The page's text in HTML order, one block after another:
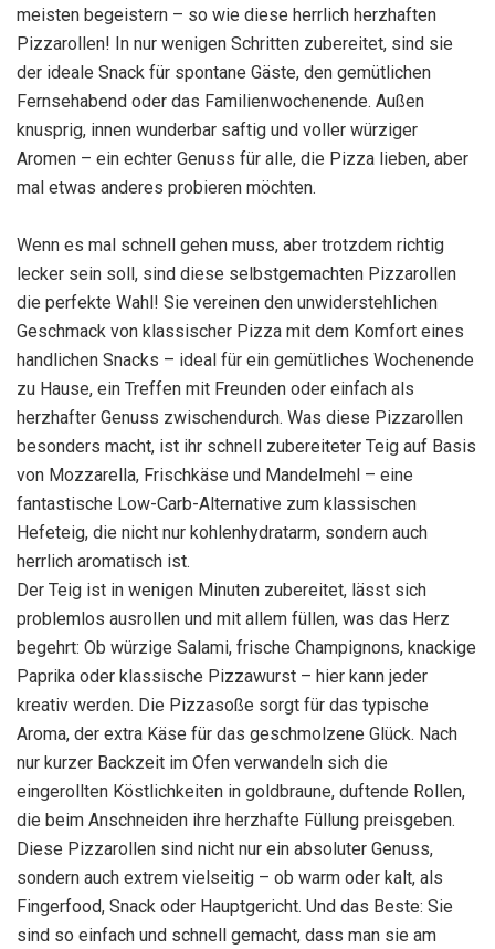
meisten begeistern – so wie diese herrlich herzhaften
Pizzarollen! In nur wenigen Schritten zubereitet, sind sie
der ideale Snack für spontane Gäste, den gemütlichen
Fernsehabend oder das Familienwochenende. Außen
knusprig, innen wunderbar saftig und voller würziger
Aromen – ein echter Genuss für alle, die Pizza lieben, aber
mal etwas anderes probieren möchten.
Wenn es mal schnell gehen muss, aber trotzdem richtig
lecker sein soll, sind diese selbstgemachten Pizzarollen
die perfekte Wahl! Sie vereinen den unwiderstehlichen
Geschmack von klassischer Pizza mit dem Komfort eines
handlichen Snacks – ideal für ein gemütliches Wochenende
zu Hause, ein Treffen mit Freunden oder einfach als
herzhafter Genuss zwischendurch. Was diese Pizzarollen
besonders macht, ist ihr schnell zubereiteter Teig auf Basis
von Mozzarella, Frischkäse und Mandelmehl – eine
fantastische Low-Carb-Alternative zum klassischen
Hefeteig, die nicht nur kohlenhydratarm, sondern auch
herrlich aromatisch ist.
Der Teig ist in wenigen Minuten zubereitet, lässt sich
problemlos ausrollen und mit allem füllen, was das Herz
begehrt: Ob würzige Salami, frische Champignons, knackige
Paprika oder klassische Pizzawurst – hier kann jeder
kreativ werden. Die Pizzasoße sorgt für das typische
Aroma, der extra Käse für das geschmolzene Glück. Nach
nur kurzer Backzeit im Ofen verwandeln sich die
eingerollten Köstlichkeiten in goldbraune, duftende Rollen,
die beim Anschneiden ihre herzhafte Füllung preisgeben.
Diese Pizzarollen sind nicht nur ein absoluter Genuss,
sondern auch extrem vielseitig – ob warm oder kalt, als
Fingerfood, Snack oder Hauptgericht. Und das Beste: Sie
sind so einfach und schnell gemacht, dass man sie am